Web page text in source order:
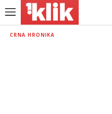
CRNA HRONIKA